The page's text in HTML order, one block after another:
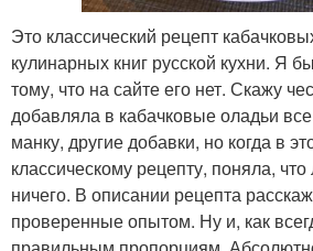
Это классический рецепт
кулинарных книг русской кухни. Я
тому, что на сайте его нет. Скажу
добавляла в кабачковые оладьи
манку, другие добавки, но когда в
классическому рецепту, поняла,
ничего. В описании рецепта
проверенные опытом. Ну и, как